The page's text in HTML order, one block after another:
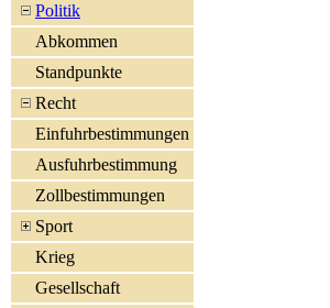
Politik
Abkommen
Standpunkte
Recht
Einfuhrbestimmungen
Ausfuhrbestimmung
Zollbestimmungen
Sport
Krieg
Gesellschaft